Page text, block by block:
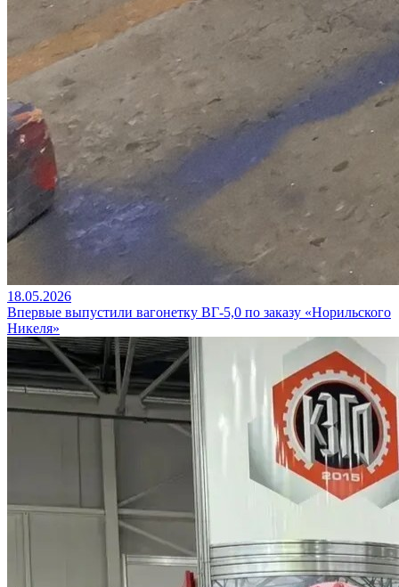
18.05.2026
Впервые выпустили вагонетку ВГ‑5,0 по заказу «Норильского
Никеля»